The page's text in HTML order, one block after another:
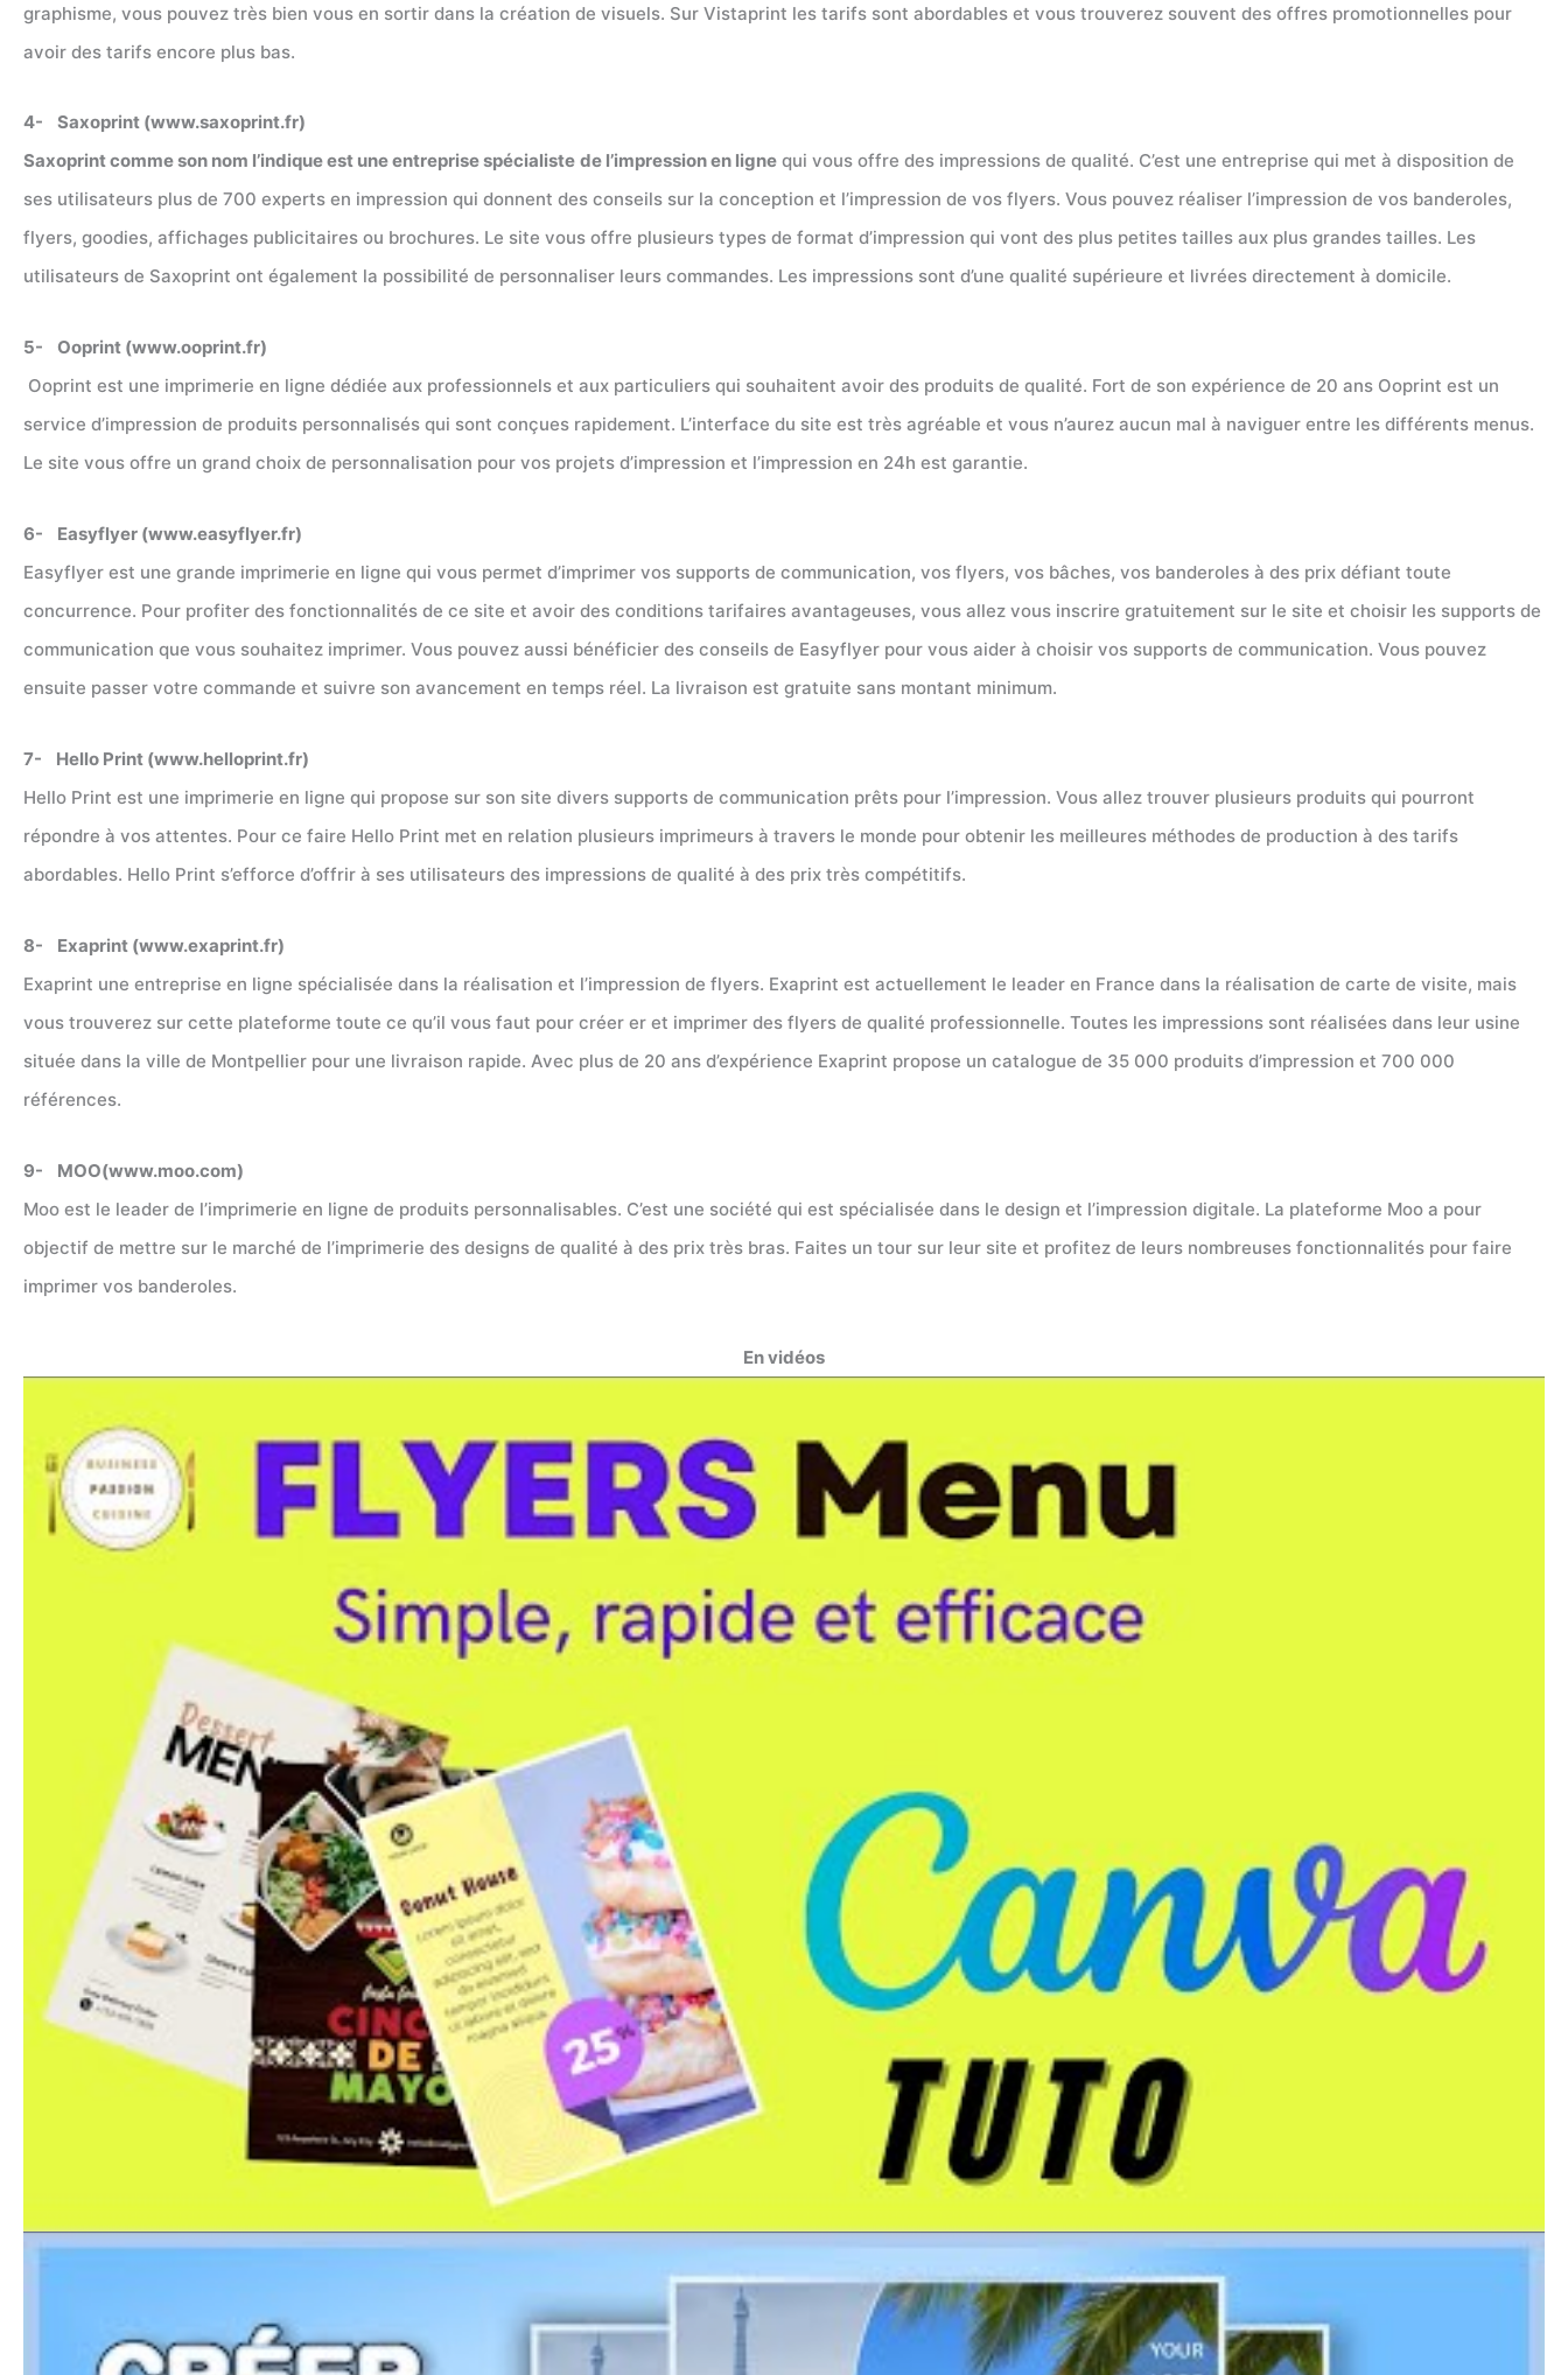
graphisme, vous pouvez très bien vous en sortir dans la création de visuels. Sur Vistaprint les tarifs sont abordables et vous trouverez souvent des offres promotionnelles pour
avoir des tarifs encore plus bas.
4- Saxoprint (www.saxoprint.fr)
Saxoprint comme son nom l’indique est une entreprise spécialiste de l’impression en ligne qui vous offre des impressions de qualité. C’est une entreprise qui met à disposition de
ses utilisateurs plus de 700 experts en impression qui donnent des conseils sur la conception et l’impression de vos flyers. Vous pouvez réaliser l’impression de vos banderoles,
flyers, goodies, affichages publicitaires ou brochures. Le site vous offre plusieurs types de format d’impression qui vont des plus petites tailles aux plus grandes tailles. Les
utilisateurs de Saxoprint ont également la possibilité de personnaliser leurs commandes. Les impressions sont d’une qualité supérieure et livrées directement à domicile.
5- Ooprint (www.ooprint.fr)
Ooprint est une imprimerie en ligne dédiée aux professionnels et aux particuliers qui souhaitent avoir des produits de qualité. Fort de son expérience de 20 ans Ooprint est un
service d’impression de produits personnalisés qui sont conçues rapidement. L’interface du site est très agréable et vous n’aurez aucun mal à naviguer entre les différents menus.
Le site vous offre un grand choix de personnalisation pour vos projets d’impression et l’impression en 24h est garantie.
6- Easyflyer (www.easyflyer.fr)
Easyflyer est une grande imprimerie en ligne qui vous permet d’imprimer vos supports de communication, vos flyers, vos bâches, vos banderoles à des prix défiant toute
concurrence. Pour profiter des fonctionnalités de ce site et avoir des conditions tarifaires avantageuses, vous allez vous inscrire gratuitement sur le site et choisir les supports de
communication que vous souhaitez imprimer. Vous pouvez aussi bénéficier des conseils de Easyflyer pour vous aider à choisir vos supports de communication. Vous pouvez
ensuite passer votre commande et suivre son avancement en temps réel. La livraison est gratuite sans montant minimum.
7- Hello Print (www.helloprint.fr)
Hello Print est une imprimerie en ligne qui propose sur son site divers supports de communication prêts pour l’impression. Vous allez trouver plusieurs produits qui pourront
répondre à vos attentes. Pour ce faire Hello Print met en relation plusieurs imprimeurs à travers le monde pour obtenir les meilleures méthodes de production à des tarifs
abordables. Hello Print s’efforce d’offrir à ses utilisateurs des impressions de qualité à des prix très compétitifs.
8- Exaprint (www.exaprint.fr)
Exaprint une entreprise en ligne spécialisée dans la réalisation et l’impression de flyers. Exaprint est actuellement le leader en France dans la réalisation de carte de visite, mais
vous trouverez sur cette plateforme toute ce qu’il vous faut pour créer er et imprimer des flyers de qualité professionnelle. Toutes les impressions sont réalisées dans leur usine
située dans la ville de Montpellier pour une livraison rapide. Avec plus de 20 ans d’expérience Exaprint propose un catalogue de 35 000 produits d’impression et 700 000
références.
9- MOO(www.moo.com)
Moo est le leader de l’imprimerie en ligne de produits personnalisables. C’est une société qui est spécialisée dans le design et l’impression digitale. La plateforme Moo a pour
objectif de mettre sur le marché de l’imprimerie des designs de qualité à des prix très bras. Faites un tour sur leur site et profitez de leurs nombreuses fonctionnalités pour faire
imprimer vos banderoles.
En vidéos